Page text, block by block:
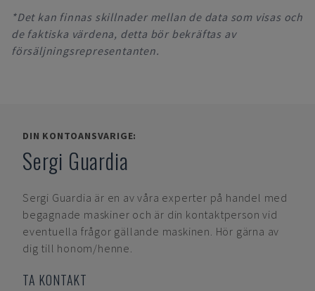
*Det kan finnas skillnader mellan de data som visas och
de faktiska värdena, detta bör bekräftas av
försäljningsrepresentanten.
DIN KONTOANSVARIGE:
Sergi Guardia
Sergi Guardia är en av våra experter på handel med
begagnade maskiner och är din kontaktperson vid
eventuella frågor gällande maskinen. Hör gärna av
dig till honom/henne.
TA KONTAKT